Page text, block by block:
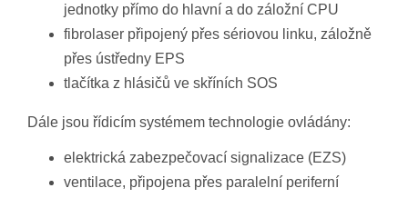
jednotky přímo do hlavní a do záložní CPU
fibrolaser připojený přes sériovou linku, záložně
přes ústředny EPS
tlačítka z hlásičů ve skříních SOS
Dále jsou řídicím systémem technologie ovládány:
elektrická zabezpečovací signalizace (EZS)
ventilace, připojena přes paralelní periferní